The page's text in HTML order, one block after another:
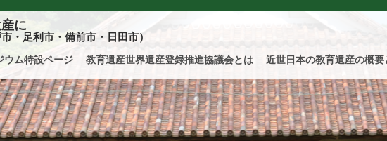
に
・足利市・備前市・日田市）
ウム特設ページ 教育遺産世界遺産登録推進協議会とは 近世日本の教育遺産の概要